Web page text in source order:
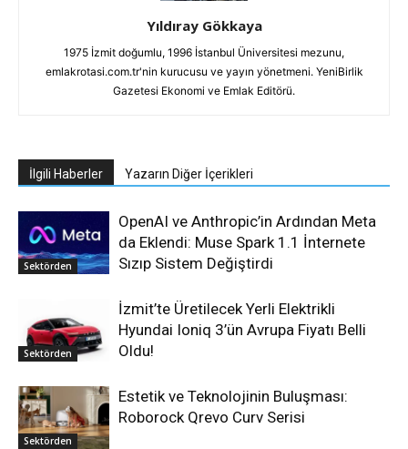
Yıldıray Gökkaya
1975 İzmit doğumlu, 1996 İstanbul Üniversitesi mezunu,
emlakrotasi.com.tr'nin kurucusu ve yayın yönetmeni. YeniBirlik
Gazetesi Ekonomi ve Emlak Editörü.
İlgili Haberler Yazarın Diğer İçerikleri
Sektörden
OpenAI ve Anthropic’in Ardından Meta
da Eklendi: Muse Spark 1.1 İnternete
Sızıp Sistem Değiştirdi
Sektörden
İzmit’te Üretilecek Yerli Elektrikli
Hyundai Ioniq 3’ün Avrupa Fiyatı Belli
Oldu!
Sektörden
Estetik ve Teknolojinin Buluşması:
Roborock Qrevo Curv Serisi